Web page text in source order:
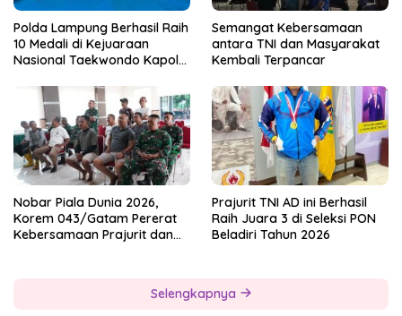
Polda Lampung Berhasil Raih
10 Medali di Kejuaraan
Nasional Taekwondo Kapolri
Semangat Kebersamaan
antara TNI dan Masyarakat
Kembali Terpancar
Nobar Piala Dunia 2026,
Korem 043/Gatam Pererat
Kebersamaan Prajurit dan
Prajurit TNI AD ini Berhasil
Raih Juara 3 di Seleksi PON
Beladiri Tahun 2026
Selengkapnya